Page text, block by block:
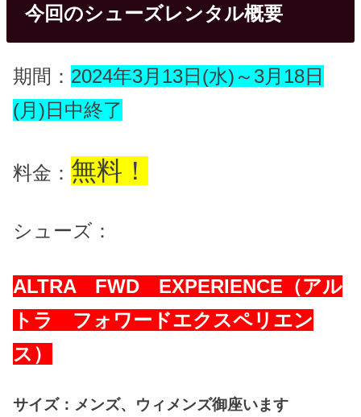
今回のシューズレンタル概要
期間： 2024年3月13日(水)～3月18日
(月)日中終了
料金： 無料！
シューズ：
ALTRA FWD EXPERIENCE（アル
トラ フォワードエクスペリエン
ス）
サイズ：メンズ、ウィメンズ御座います